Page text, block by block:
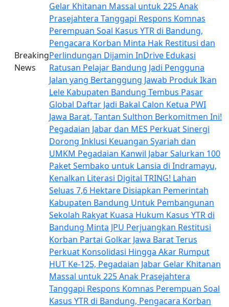
Breaking
News
Gelar Khitanan Massal untuk 225 Anak
Prasejahtera Tanggapi Respons Komnas
Perempuan Soal Kasus YTR di Bandung,
Pengacara Korban Minta Hak Restitusi dan
Perlindungan Dijamin InDrive Edukasi
Ratusan Pelajar Bandung Jadi Pengguna
Jalan yang Bertanggung Jawab Produk Ikan
Lele Kabupaten Bandung Tembus Pasar
Global Daftar Jadi Bakal Calon Ketua PWI
Jawa Barat, Tantan Sulthon Berkomitmen Ini!
Pegadaian Jabar dan MES Perkuat Sinergi
Dorong Inklusi Keuangan Syariah dan
UMKM Pegadaian Kanwil Jabar Salurkan 100
Paket Sembako untuk Lansia di Indramayu,
Kenalkan Literasi Digital TRING! Lahan
Seluas 7,6 Hektare Disiapkan Pemerintah
Kabupaten Bandung Untuk Pembangunan
Sekolah Rakyat Kuasa Hukum Kasus YTR di
Bandung Minta JPU Perjuangkan Restitusi
Korban Partai Golkar Jawa Barat Terus
Perkuat Konsolidasi Hingga Akar Rumput
HUT Ke-125, Pegadaian Jabar Gelar Khitanan
Massal untuk 225 Anak Prasejahtera
Tanggapi Respons Komnas Perempuan Soal
Kasus YTR di Bandung, Pengacara Korban